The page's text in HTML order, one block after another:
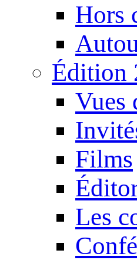
Hors
Édition
Vues
Films
Les